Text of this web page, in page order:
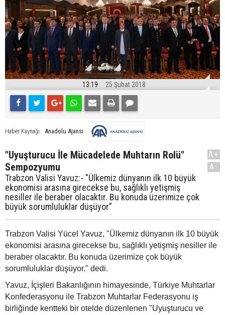
13:19 25 Şubat 2018
Haber Kaynağı Anadolu Ajansı
"Uyuşturucu İle Mücadelede Muhtarın Rolü"
Sempozyumu
Trabzon Valisi Yavuz:- "Ülkemiz dünyanın ilk 10 büyük
ekonomisi arasına girecekse bu, sağlıklı yetişmiş
nesiller ile beraber olacaktır. Bu konuda üzerimize çok
büyük sorumluluklar düşüyor"
A+
A-
Trabzon Valisi Yücel Yavuz, "Ülkemiz dünyanın ilk 10 büyük
ekonomisi arasına girecekse bu, sağlıklı yetişmiş nesiller ile
beraber olacaktır. Bu konuda üzerimize çok büyük
sorumluluklar düşüyor." dedi.
Yavuz, İçişleri Bakanlığının himayesinde, Türkiye Muhtarlar
Konfederasyonu ile Trabzon Muhtarlar Federasyonu iş
birliğinde kentteki bir otelde düzenlenen "Uyuşturucu ve